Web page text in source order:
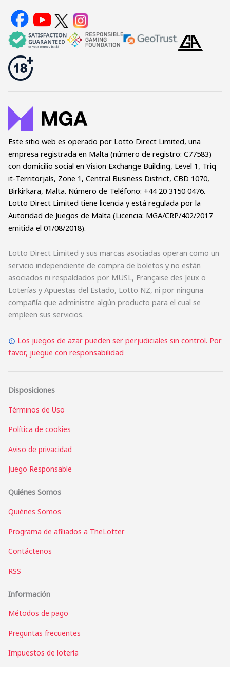
Este sitio web es operado por Lotto Direct Limited, una
empresa registrada en Malta (número de registro: C77583)
con domicilio social en Vision Exchange Building, Level 1, Triq
it-Territorjals, Zone 1, Central Business District, CBD 1070,
Birkirkara, Malta. Número de Teléfono: +44 20 3150 0476.
Lotto Direct Limited tiene licencia y está regulada por la
Autoridad de Juegos de Malta (Licencia: MGA/CRP/402/2017
emitida el 01/08/2018).
Lotto Direct Limited y sus marcas asociadas operan como un
servicio independiente de compra de boletos y no están
asociados ni respaldados por MUSL, Française des Jeux o
Loterías y Apuestas del Estado, Lotto NZ, ni por ninguna
compañía que administre algún producto para el cual se
empleen sus servicios.
Los juegos de azar pueden ser perjudiciales sin control. Por
favor, juegue con responsabilidad
Disposiciones
Términos de Uso
Política de cookies
Aviso de privacidad
Juego Responsable
Quiénes Somos
Quiénes Somos
Programa de afiliados a TheLotter
Contáctenos
RSS
Información
Métodos de pago
Preguntas frecuentes
Impuestos de lotería